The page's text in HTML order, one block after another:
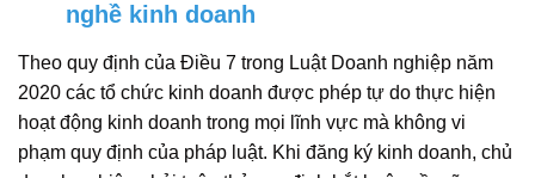
nghề kinh doanh
Theo quy định của Điều 7 trong Luật Doanh nghiệp năm
2020 các tổ chức kinh doanh được phép tự do thực hiện
hoạt động kinh doanh trong mọi lĩnh vực mà không vi
phạm quy định của pháp luật. Khi đăng ký kinh doanh, chủ